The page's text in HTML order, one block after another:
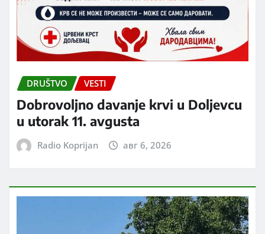
DRUŠTVO VESTI
Dobrovoljno davanje krvi u Doljevcu
u utorak 11. avgusta
Radio Koprijan авг 6, 2026